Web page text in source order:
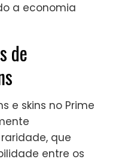
a economia
de
e skins no Prime
que
entre os